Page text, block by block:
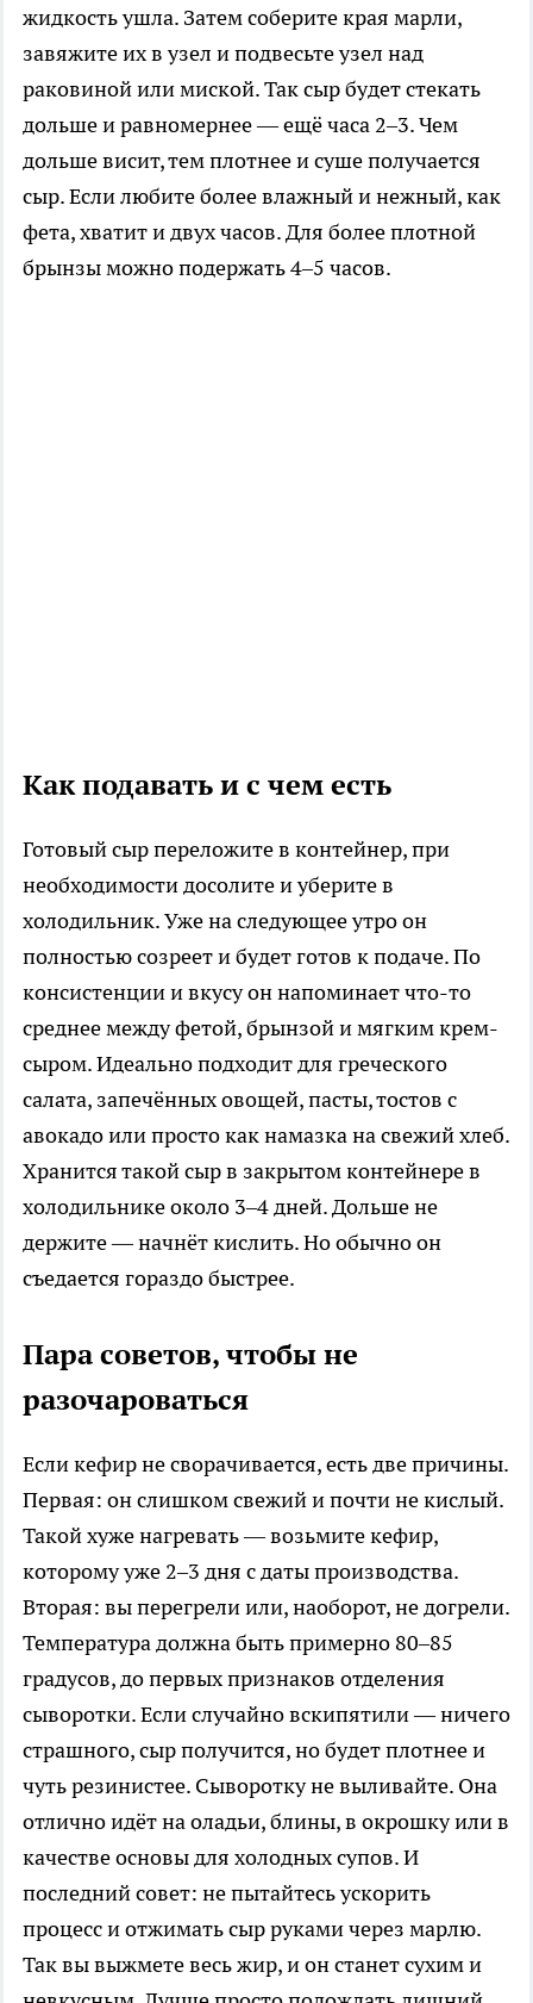
жидкость ушла. Затем соберите края марли,
завяжите их в узел и подвесьте узел над
раковиной или миской. Так сыр будет стекать
дольше и равномернее — ещё часа 2–3. Чем
дольше висит, тем плотнее и суше получается
сыр. Если любите более влажный и нежный, как
фета, хватит и двух часов. Для более плотной
брынзы можно подержать 4–5 часов.
Как подавать и с чем есть
Готовый сыр переложите в контейнер, при
необходимости досолите и уберите в
холодильник. Уже на следующее утро он
полностью созреет и будет готов к подаче. По
консистенции и вкусу он напоминает что-то
среднее между фетой, брынзой и мягким крем-
сыром. Идеально подходит для греческого
салата, запечённых овощей, пасты, тостов с
авокадо или просто как намазка на свежий хлеб.
Хранится такой сыр в закрытом контейнере в
холодильнике около 3–4 дней. Дольше не
держите — начнёт кислить. Но обычно он
съедается гораздо быстрее.
Пара советов, чтобы не
разочароваться
Если кефир не сворачивается, есть две причины.
Первая: он слишком свежий и почти не кислый.
Такой хуже нагревать — возьмите кефир,
которому уже 2–3 дня с даты производства.
Вторая: вы перегрели или, наоборот, не догрели.
Температура должна быть примерно 80–85
градусов, до первых признаков отделения
сыворотки. Если случайно вскипятили — ничего
страшного, сыр получится, но будет плотнее и
чуть резинистее. Сыворотку не выливайте. Она
отлично идёт на оладьи, блины, в окрошку или в
качестве основы для холодных супов. И
последний совет: не пытайтесь ускорить
процесс и отжимать сыр руками через марлю.
Так вы выжмете весь жир, и он станет сухим и